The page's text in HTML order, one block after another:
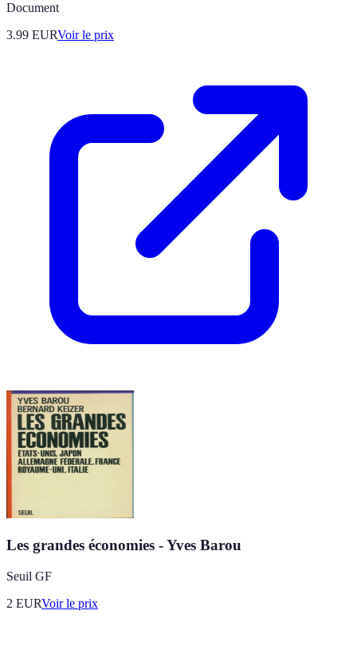
Document
3.99 EURVoir le prix
Les grandes économies - Yves Barou
Seuil GF
2 EURVoir le prix